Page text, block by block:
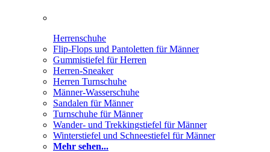
Herrenschuhe
Flip-Flops und Pantoletten für Männer
Gummistiefel für Herren
Herren-Sneaker
Herren Turnschuhe
Männer-Wasserschuhe
Sandalen für Männer
Turnschuhe für Männer
Wander- und Trekkingstiefel für Männer
Winterstiefel und Schneestiefel für Männer
Mehr sehen...